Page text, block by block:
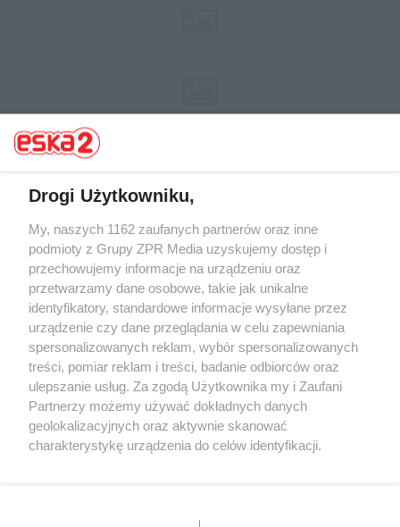
Żaden utwór zamieszczony w serwisie nie może być powielany i
rozpowszechniany lub dalej rozpowszechniany w jakikolwiek sposób (w
tym także elektroniczny lub mechaniczny) na jakimkolwiek polu
eksploatacji w jakiejkolwiek formie, włącznie z umieszczaniem w
Internecie bez pisemnej zgody właściciela praw. Jakiekolwiek użycie lub
wykorzystanie utworów w całości lub w części z naruszeniem prawa,
tzn. bez właściwej zgody, jest zabronione pod groźbą kary i może być
ścigane prawnie.
Drogi Użytkowniku,
My, naszych 1162 zaufanych partnerów oraz inne
podmioty z Grupy ZPR Media uzyskujemy dostęp i
przechowujemy informacje na urządzeniu oraz
przetwarzamy dane osobowe, takie jak unikalne
identyfikatory, standardowe informacje wysyłane przez
urządzenie czy dane przeglądania w celu zapewniania
spersonalizowanych reklam, wybór spersonalizowanych
treści, pomiar reklam i treści, badanie odbiorców oraz
ulepszanie usług. Za zgodą Użytkownika my i Zaufani
Partnerzy możemy używać dokładnych danych
geolokalizacyjnych oraz aktywnie skanować
charakterystykę urządzenia do celów identyfikacji.
zmienić/wycofać klikając przycisk ustawień prywatności